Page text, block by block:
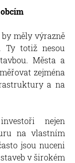
měly výrazně
Ty totiž nesou
Města a
zejména
a na
nejen
na vlastním
jsou nuceni
v širokém